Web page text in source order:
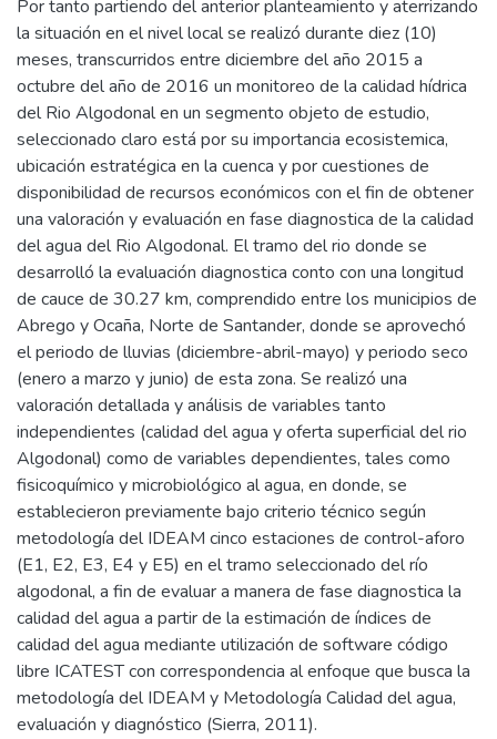
Por tanto partiendo del anterior planteamiento y aterrizando
la situación en el nivel local se realizó durante diez (10)
meses, transcurridos entre diciembre del año 2015 a
octubre del año de 2016 un monitoreo de la calidad hídrica
del Rio Algodonal en un segmento objeto de estudio,
seleccionado claro está por su importancia ecosistemica,
ubicación estratégica en la cuenca y por cuestiones de
disponibilidad de recursos económicos con el fin de obtener
una valoración y evaluación en fase diagnostica de la calidad
del agua del Rio Algodonal. El tramo del rio donde se
desarrolló la evaluación diagnostica conto con una longitud
de cauce de 30.27 km, comprendido entre los municipios de
Abrego y Ocaña, Norte de Santander, donde se aprovechó
el periodo de lluvias (diciembre-abril-mayo) y periodo seco
(enero a marzo y junio) de esta zona. Se realizó una
valoración detallada y análisis de variables tanto
independientes (calidad del agua y oferta superficial del rio
Algodonal) como de variables dependientes, tales como
fisicoquímico y microbiológico al agua, en donde, se
establecieron previamente bajo criterio técnico según
metodología del IDEAM cinco estaciones de control-aforo
(E1, E2, E3, E4 y E5) en el tramo seleccionado del río
algodonal, a fin de evaluar a manera de fase diagnostica la
calidad del agua a partir de la estimación de índices de
calidad del agua mediante utilización de software código
libre ICATEST con correspondencia al enfoque que busca la
metodología del IDEAM y Metodología Calidad del agua,
evaluación y diagnóstico (Sierra, 2011).